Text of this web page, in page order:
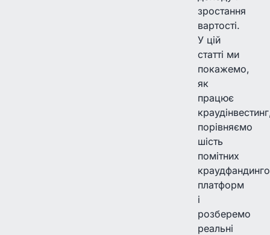
зростання
вартості.
У цій
статті ми
покажемо,
як
працює
порівняємо
шість
помітних
платформ
і
розберемо
реальні